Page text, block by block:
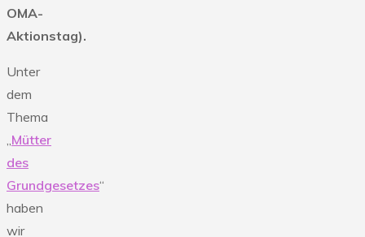
OMA-
Aktionstag).
Unter
dem
Thema
„Mütter
des
Grundgesetzes“
haben
wir